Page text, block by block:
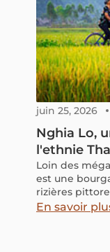
juin 25, 2026
Nghia Lo,
l'ethnie
Loin des
est une
rizières
de minorités
En savoir